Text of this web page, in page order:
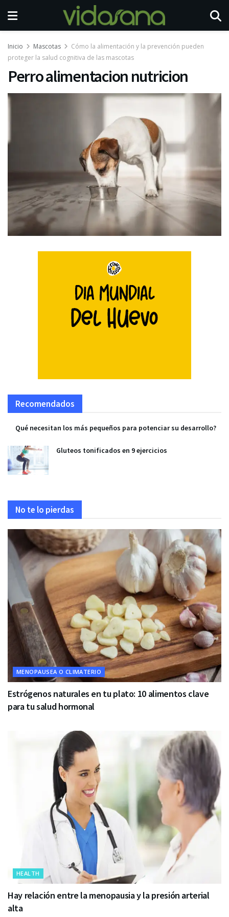
Inicio Mascotas
Cómo la alimentación y la prevención pueden
proteger la salud cognitiva de las mascotas
Perro alimentacion nutricion
Recomendados
Qué necesitan los más pequeños para potenciar su desarrollo?
Gluteos tonificados en 9 ejercicios
No te lo pierdas
MENOPAUSEA O CLIMATERIO
Estrógenos naturales en tu plato: 10 alimentos clave
para tu salud hormonal
HEALTH
Hay relación entre la menopausia y la presión arterial
alta